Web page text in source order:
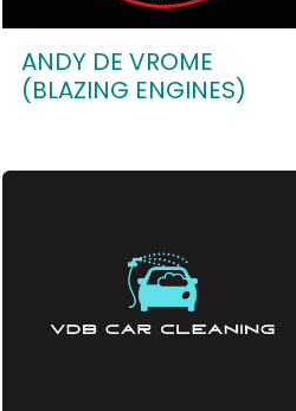
ANDY DE VROME
(BLAZING ENGINES)